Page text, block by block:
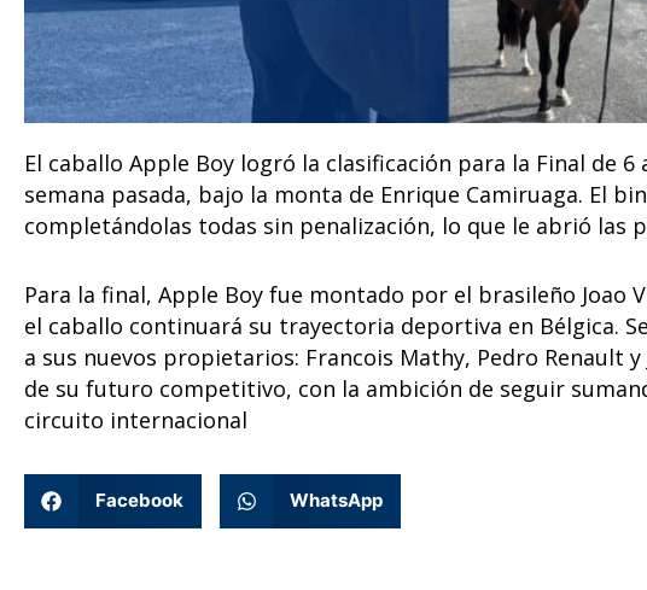
El caballo Apple Boy logró la clasificación para la Final de
semana pasada, bajo la monta de Enrique Camiruaga. El
completándolas todas sin penalización, lo que le abrió las
Para la final, Apple Boy fue montado por el brasileño Joao
el caballo continuará su trayectoria deportiva en Bélgica.
a sus nuevos propietarios: Francois Mathy, Pedro Renault
de su futuro competitivo, con la ambición de seguir
circuito internacional
Facebook WhatsApp